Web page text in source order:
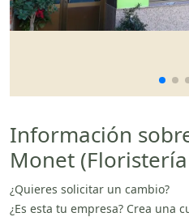
Información
Monet
¿Quieres solicitar un cambio?
¿Es esta tu empresa? Crea una